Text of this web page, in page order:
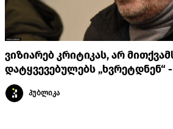
ვიზიარებ კრიტიკას, არ
დატყვევებულებს „ხვრეტდნენ“
პუბლიკა